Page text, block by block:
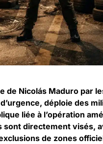
de Nicolás Maduro par
déploie des
liée à l’opération
sont directement visés,
de zones